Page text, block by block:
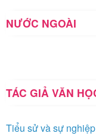
NƯỚC NGOÀI
TÁC GIẢ VĂN
Tiểu sử và sự